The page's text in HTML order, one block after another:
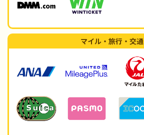
マイル・旅行・交通